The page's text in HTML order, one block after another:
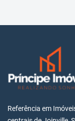
Referência em